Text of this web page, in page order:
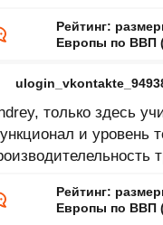
Рейтинг:
Европы по ВВП
только здесь
и уровень
Рейтинг:
Европы по ВВП